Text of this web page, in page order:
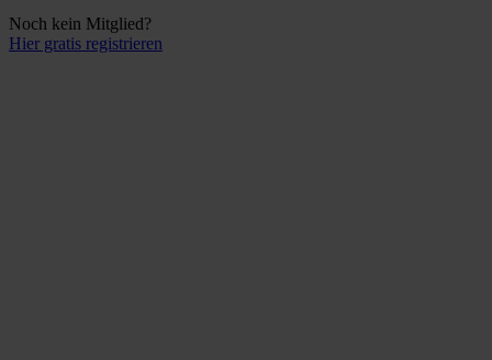
Noch kein Mitglied?
Hier gratis registrieren